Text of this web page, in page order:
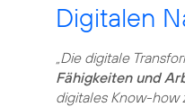
Digitalen
„Die digitale
Fähigkeiten und
digitales Know-how